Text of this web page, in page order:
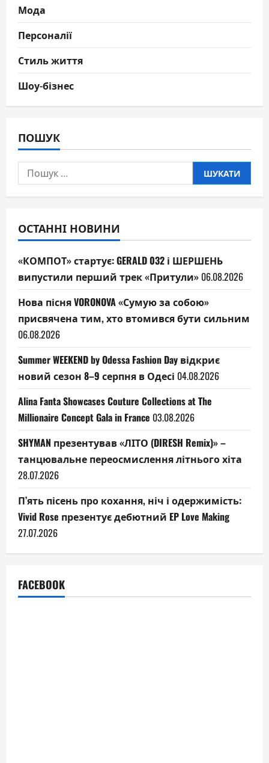
Мода
Персоналії
Стиль життя
Шоу-бізнес
ПОШУК
Пошук:
ОСТАННІ НОВИНИ
«КОМПОТ» стартує: GERALD 032 і ШЕРШЕНЬ
випустили перший трек «Притули» 06.08.2026
Нова пісня VORONOVA «Сумую за собою»
присвячена тим, хто втомився бути сильним
06.08.2026
Summer WEEKEND by Odessa Fashion Day відкриє
новий сезон 8–9 серпня в Одесі 04.08.2026
Alina Fanta Showcases Couture Collections at The
Millionaire Concept Gala in France 03.08.2026
SHYMAN презентував «ЛІТО (DIRESH Remix)» –
танцювальне переосмислення літнього хіта
28.07.2026
П’ять пісень про кохання, ніч і одержимість:
Vivid Rose презентує дебютний EP Love Making
27.07.2026
FACEBOOK